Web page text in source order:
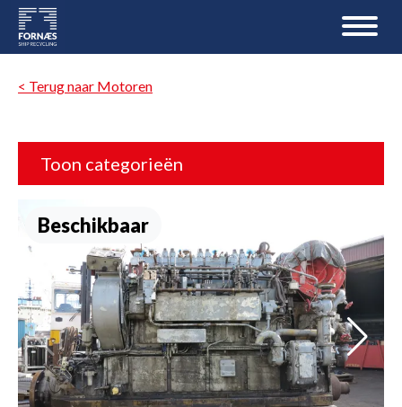
< Terug naar Motoren
Toon categorieën
Beschikbaar